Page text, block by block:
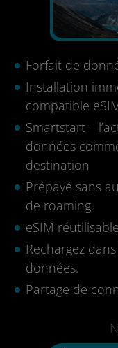
Forfait de
Installation
compatible
Smartstart –
données
destination
Prépayé sans
de roaming.
eSIM
Rechargez
données.
Partage de